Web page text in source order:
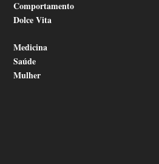
Comportamento
Dolce Vita
Medicina
Saúde
Mulher